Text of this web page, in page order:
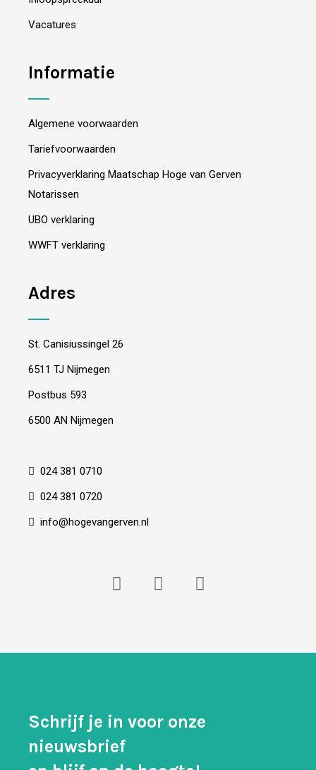
Vacatures
Informatie
Algemene voorwaarden
Tariefvoorwaarden
Privacyverklaring Maatschap Hoge van Gerven
Notarissen
UBO verklaring
WWFT verklaring
Adres
St. Canisiussingel 26
6511 TJ Nijmegen
Postbus 593
6500 AN Nijmegen
024 381 0710
024 381 0720
info@hogevangerven.nl
Schrijf je in voor onze
nieuwsbrief